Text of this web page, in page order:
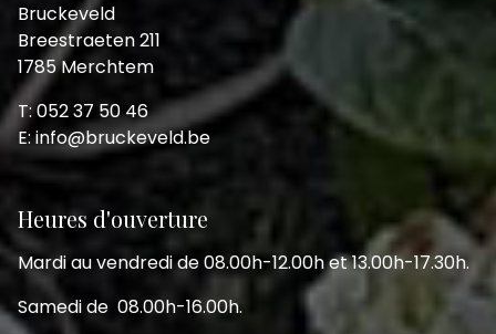
Bruckeveld
Breestraeten 211
1785 Merchtem
T: 052 37 50 46
E: info@bruckeveld.be
Heures d'ouverture
Mardi au vendredi de 08.00h-12.00h et 13.00h-17.30h.
Samedi de 08.00h-16.00h.